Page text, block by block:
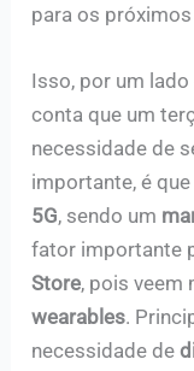
para os
Isso, por um
conta que um
necessidade de
importante, é que
5G, sendo um
fator importante
Store, pois veem
wearables.
necessidade de